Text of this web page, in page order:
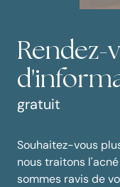
Rendez-
gratuit
Souhaitez-vous
nous traitons
sommes ravis de